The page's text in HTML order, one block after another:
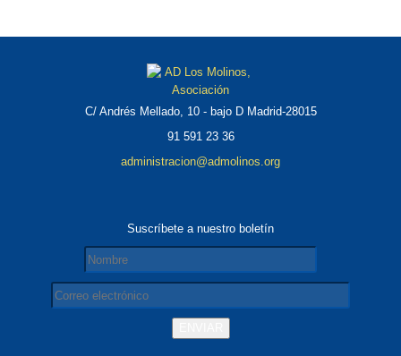
C/ Andrés Mellado, 10 - bajo D Madrid-28015
91 591 23 36
administracion@admolinos.org
Suscríbete a nuestro boletín